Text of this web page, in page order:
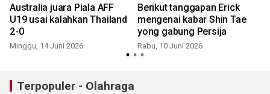
Australia juara Piala AFF
U19 usai kalahkan Thailand
2-0
Minggu, 14 Juni 2026
Berikut tanggapan Erick
mengenai kabar Shin Tae
yong gabung Persija
Rabu, 10 Juni 2026
Terpopuler - Olahraga